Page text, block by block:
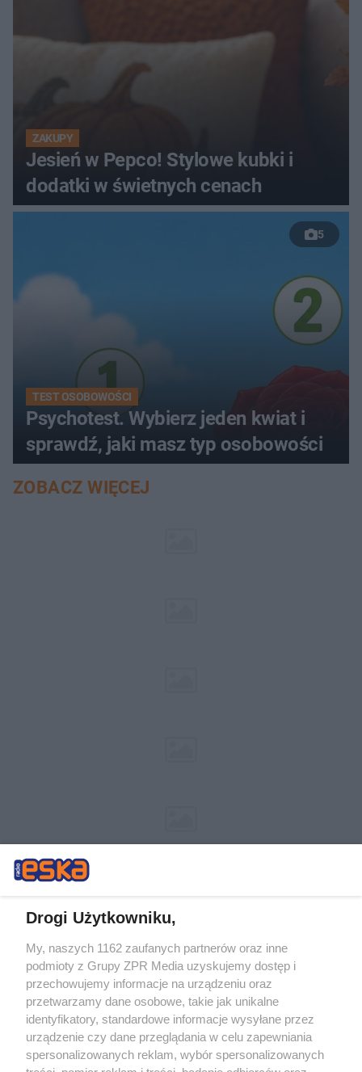
ZAKUPY
Jesień w Pepco! Stylowe kubki i
dodatki w świetnych cenach
5
TEST OSOBOWOŚCI
Psychotest. Wybierz jeden kwiat i
sprawdź, jaki masz typ osobowości
ZOBACZ WIĘCEJ
Żaden utwór zamieszczony w serwisie nie może być powielany i
rozpowszechniany lub dalej rozpowszechniany w jakikolwiek sposób (w
tym także elektroniczny lub mechaniczny) na jakimkolwiek polu
eksploatacji w jakiejkolwiek formie, włącznie z umieszczaniem w
Internecie bez pisemnej zgody właściciela praw. Jakiekolwiek użycie lub
wykorzystanie utworów w całości lub w części z naruszeniem prawa,
tzn. bez właściwej zgody, jest zabronione pod groźbą kary i może być
ścigane prawnie.
Drogi Użytkowniku,
My, naszych 1162 zaufanych partnerów oraz inne
podmioty z Grupy ZPR Media uzyskujemy dostęp i
przechowujemy informacje na urządzeniu oraz
przetwarzamy dane osobowe, takie jak unikalne
identyfikatory, standardowe informacje wysyłane przez
urządzenie czy dane przeglądania w celu zapewniania
spersonalizowanych reklam, wybór spersonalizowanych